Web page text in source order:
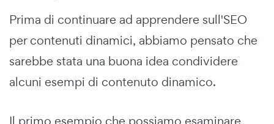
Prima di continuare ad apprendere sull'SEO
per contenuti dinamici, abbiamo pensato che
sarebbe stata una buona idea condividere
alcuni esempi di contenuto dinamico.
Il primo esempio che possiamo esaminare